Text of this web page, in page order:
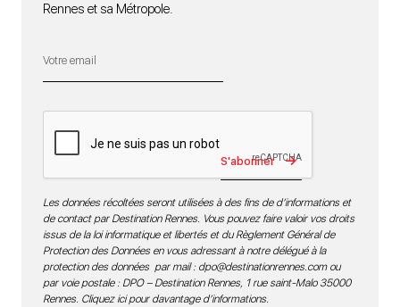
Rennes et sa Métropole.
S'abonner
Les données récoltées seront utilisées à des fins de d’informations et
de contact par Destination Rennes. Vous pouvez faire valoir vos droits
issus de la loi informatique et libertés et du Règlement Général de
Protection des Données en vous adressant à notre délégué à la
protection des données par mail : dpo@destinationrennes.comou
par voie postale : DPO – Destination Rennes, 1 rue saint-Malo 35000
Rennes. Cliquez ici pour davantage d’informations.